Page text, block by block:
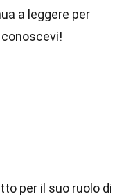
a leggere per
per il suo ruolo di